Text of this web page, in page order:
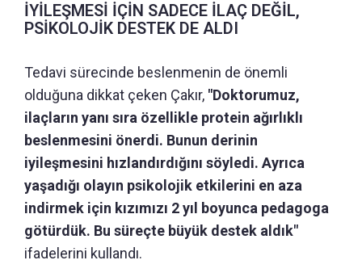
İYİLEŞMESİ İÇİN SADECE İLAÇ DEĞİL,
PSİKOLOJİK DESTEK DE ALDI
Tedavi sürecinde beslenmenin de önemli
olduğuna dikkat çeken Çakır, "Doktorumuz,
ilaçların yanı sıra özellikle protein ağırlıklı
beslenmesini önerdi. Bunun derinin
iyileşmesini hızlandırdığını söyledi. Ayrıca
yaşadığı olayın psikolojik etkilerini en aza
indirmek için kızımızı 2 yıl boyunca pedagoga
götürdük. Bu süreçte büyük destek aldık"
ifadelerini kullandı.